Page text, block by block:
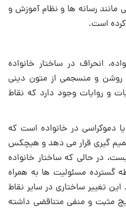
مانند رسانه ها و نظام آموزش و
کرده است.
انحراف در ساختار خانواده
روشن و منسجمی از متون دینی
و روایات وجود دارد که نقاط
دموکراسی در خانواده است که
گیری قرار می دهد و هیچکس
در حالی که ساختار خانواده
گسترده مسئولیت ها به همراه
تغییر ساختاری در سایر نقاط
مثبت و منفی متناقضی داشته